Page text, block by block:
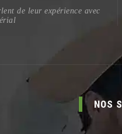
de leur expérience avec
NOS